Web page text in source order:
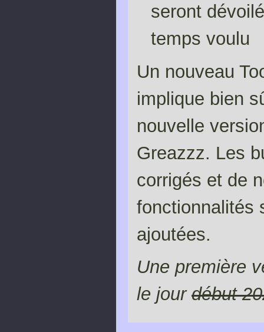
seront
temps voulu
Un nouveau
implique bien
nouvelle
Greazzz. Les
corrigés et de
fonctionnalités
ajoutées.
Une première
le jour début